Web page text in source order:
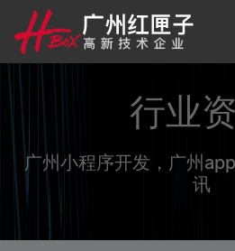
行业
广州小程序开发，广州
讯